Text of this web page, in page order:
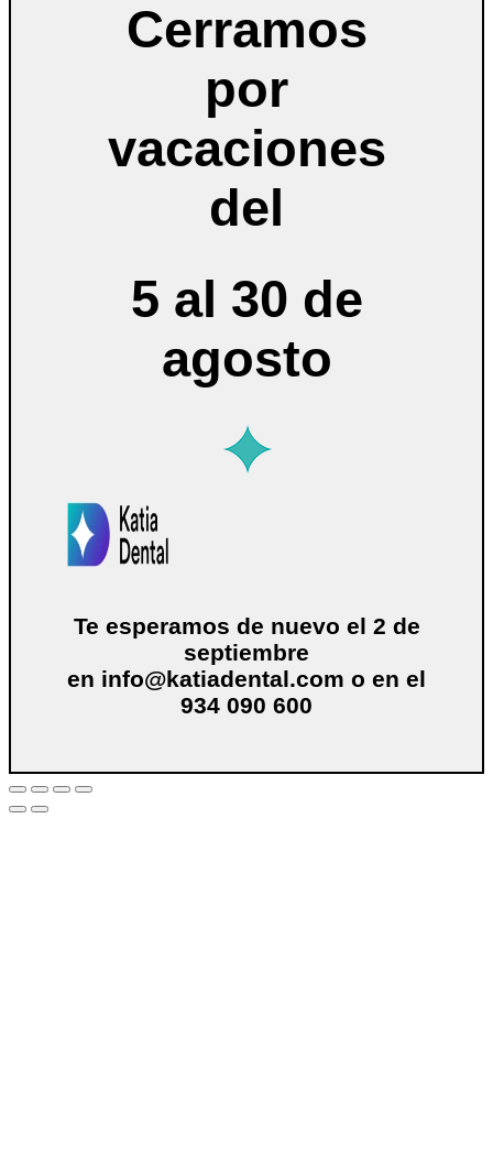
Cerramos
por
vacaciones
del
5 al 30 de
agosto
Te esperamos de nuevo el 2 de
septiembre
en info@katiadental.com o en el
934 090 600